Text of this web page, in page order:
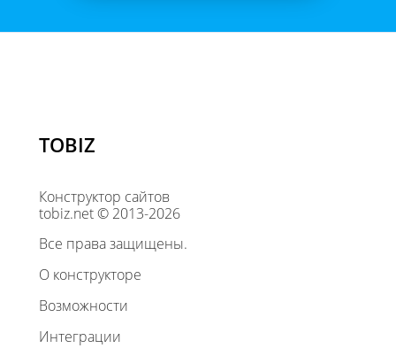
TOBIZ
Конструктор сайтов
tobiz.net © 2013-2026
Все права защищены.
О конструкторе
Возможности
Интеграции